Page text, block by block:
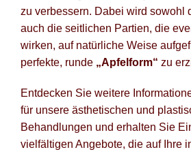
zu verbessern. Dabei wird sowohl
auch die seitlichen Partien, die
wirken, auf natürliche Weise
perfekte, runde „Apfelform“ zu
Entdecken Sie weitere
für unsere ästhetischen und
Behandlungen und erhalten Sie
vielfältigen Angebote, die auf Ihre